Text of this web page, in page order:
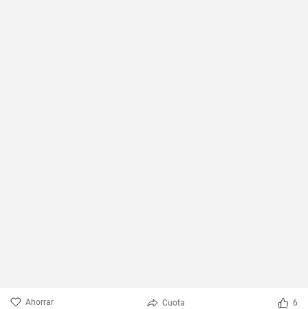
Ahorrar Cuota 6